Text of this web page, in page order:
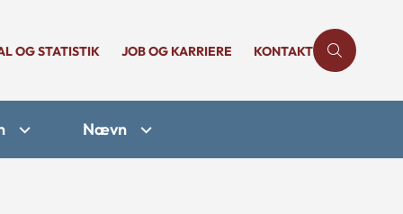
OG STATISTIK JOB OG KARRIERE KONTAKT
Nævn